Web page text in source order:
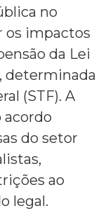
no
os impactos
da Lei
determinada
(STF). A
do setor
ao
legal.